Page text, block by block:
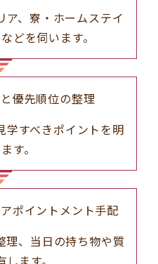
ア、寮・ホームステイ
どを伺います。
優先順位の整理
学すべきポイントを明
す。
ポイントメント手配
理、当日の持ち物や質